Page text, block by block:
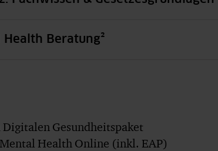
Health Beratung²
Digitalen Gesundheitspaket
Health Online (inkl. EAP)